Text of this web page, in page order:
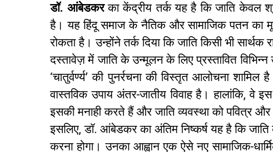
डॉ. आंबेडकरका केंद्रीय तर्क यह है कि जाति केवल
है। यह हिंदू समाज के नैतिक और सामाजिक पतन का मूल
रोकता है। उन्होंने तर्क दिया कि जाति किसी भी
दस्तावेज़ में जाति के उन्मूलन के लिए प्रस्तावित
‘चातुर्वर्ण्य’ की पुनर्रचना की विस्तृत आलोचना
वास्तविक उपाय अंतर-जातीय विवाह है। हालांकि, वे
इसकी मनाही करते हैं और जाति व्यवस्था को पवित्र
इसलिए, डॉ. आंबेडकर का अंतिम निष्कर्ष यह है कि
करना होगा। उनका आह्वान एक ऐसे नए सामाजिक-